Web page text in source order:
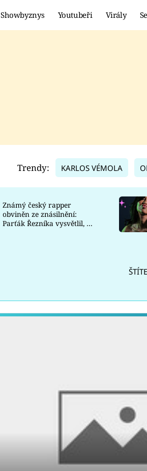
Showbyznys Youtubeři Virály
TADEÁŠ KUBĚNKA
DATEL
Trendy: KARLOS VÉMOLA
Známý český rapper
obviněn ze znásilnění:
Parťák Řezníka vysvětlil, co